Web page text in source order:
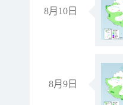
8月10日
8月9日